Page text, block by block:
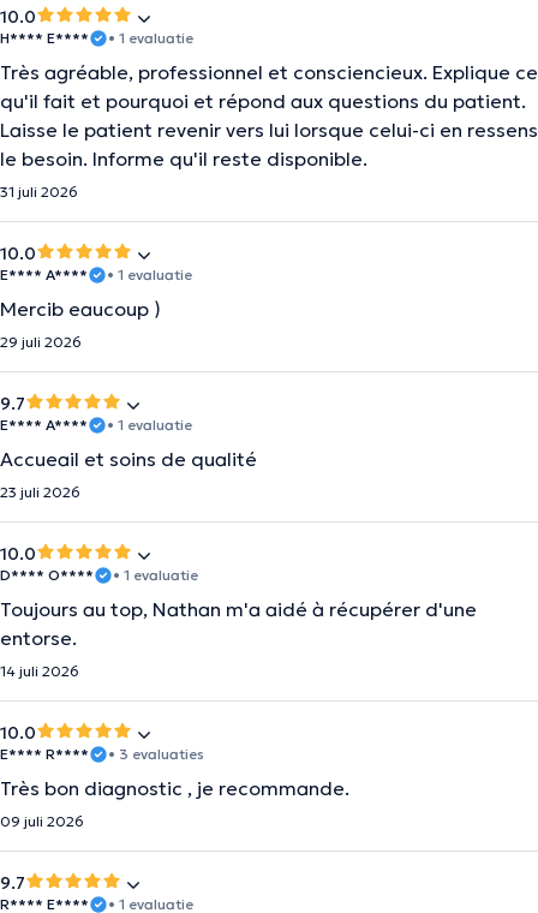
10.0
H**** E**** • 1 evaluatie
Très agréable, professionnel et consciencieux. Explique ce
qu'il fait et pourquoi et répond aux questions du patient.
Laisse le patient revenir vers lui lorsque celui-ci en ressens
le besoin. Informe qu'il reste disponible.
31 juli 2026
10.0
E**** A**** • 1 evaluatie
Mercib eaucoup )
29 juli 2026
9.7
E**** A**** • 1 evaluatie
Accueail et soins de qualité
23 juli 2026
10.0
D**** O**** • 1 evaluatie
Toujours au top, Nathan m'a aidé à récupérer d'une
entorse.
14 juli 2026
10.0
E**** R**** • 3 evaluaties
Très bon diagnostic , je recommande.
09 juli 2026
9.7
R**** E**** • 1 evaluatie